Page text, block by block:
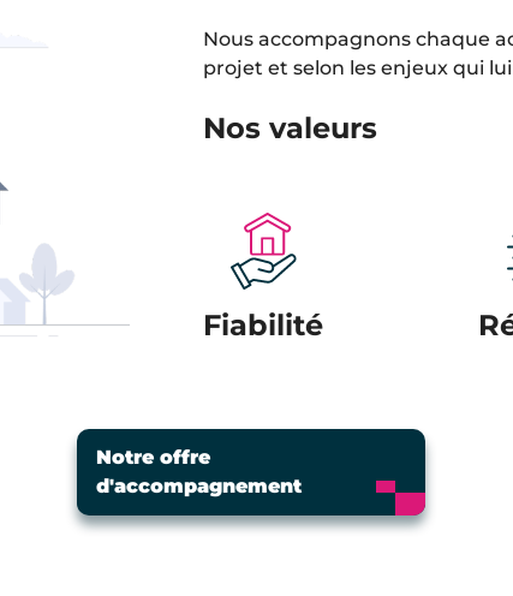
Nous accompagnons chaque
projet et selon les enjeux qui
Nos valeurs
Fiabilité
Notre offre
d'accompagnement